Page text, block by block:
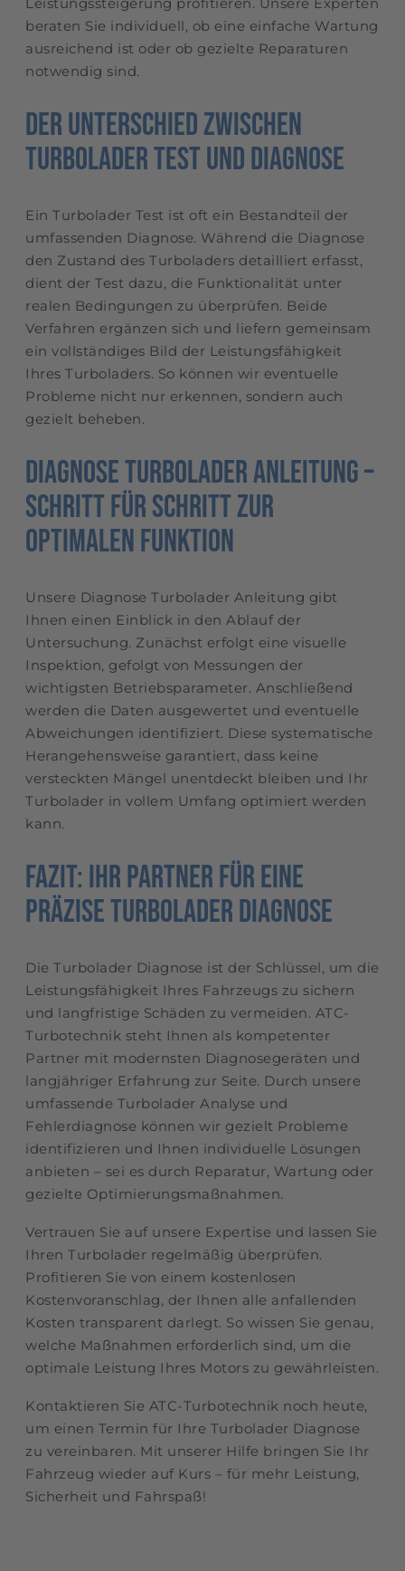
beraten Sie individuell, ob eine einfache Wartung
ausreichend ist oder ob gezielte Reparaturen
notwendig sind.
Der Unterschied zwischen
Turbolader Test und Diagnose
Ein Turbolader Test ist oft ein Bestandteil der
umfassenden Diagnose. Während die Diagnose
den Zustand des Turboladers detailliert erfasst,
dient der Test dazu, die Funktionalität unter
realen Bedingungen zu überprüfen. Beide
Verfahren ergänzen sich und liefern gemeinsam
ein vollständiges Bild der Leistungsfähigkeit
Ihres Turboladers. So können wir eventuelle
Probleme nicht nur erkennen, sondern auch
gezielt beheben.
Diagnose Turbolader Anleitung –
Schritt für Schritt zur
optimalen Funktion
Unsere Diagnose Turbolader Anleitung gibt
Ihnen einen Einblick in den Ablauf der
Untersuchung. Zunächst erfolgt eine visuelle
Inspektion, gefolgt von Messungen der
wichtigsten Betriebsparameter. Anschließend
werden die Daten ausgewertet und eventuelle
Abweichungen identifiziert. Diese systematische
Herangehensweise garantiert, dass keine
versteckten Mängel unentdeckt bleiben und Ihr
Turbolader in vollem Umfang optimiert werden
kann.
Fazit: Ihr Partner für eine
präzise Turbolader Diagnose
Die Turbolader Diagnose ist der Schlüssel, um die
Leistungsfähigkeit Ihres Fahrzeugs zu sichern
und langfristige Schäden zu vermeiden. ATC-
Turbotechnik steht Ihnen als kompetenter
Partner mit modernsten Diagnosegeräten und
langjähriger Erfahrung zur Seite. Durch unsere
umfassende Turbolader Analyse und
Fehlerdiagnose können wir gezielt Probleme
identifizieren und Ihnen individuelle Lösungen
anbieten – sei es durch Reparatur, Wartung oder
gezielte Optimierungsmaßnahmen.
Vertrauen Sie auf unsere Expertise und lassen Sie
Ihren Turbolader regelmäßig überprüfen.
Profitieren Sie von einem kostenlosen
Kostenvoranschlag, der Ihnen alle anfallenden
Kosten transparent darlegt. So wissen Sie genau,
welche Maßnahmen erforderlich sind, um die
optimale Leistung Ihres Motors zu gewährleisten.
Kontaktieren Sie ATC-Turbotechnik noch heute,
um einen Termin für Ihre Turbolader Diagnose
zu vereinbaren. Mit unserer Hilfe bringen Sie Ihr
Fahrzeug wieder auf Kurs – für mehr Leistung,
Sicherheit und Fahrspaß!